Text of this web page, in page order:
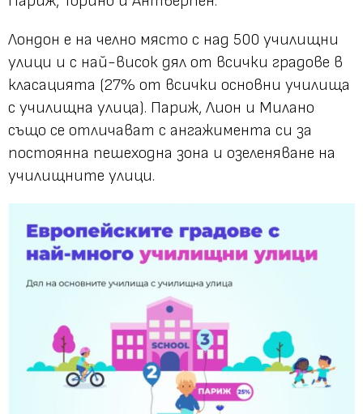
Лондон е на челно място с над 500 училищни
улици и с най-висок дял от всички градове в
класацията (27% от всички основни училища
с училищна улица). Париж, Лион и Милано
също се отличават с ангажимента си за
постоянна пешеходна зона и озеленяване на
училищните улици.